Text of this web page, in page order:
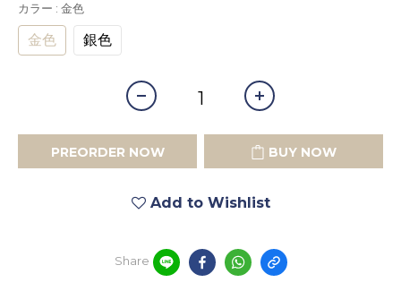
カラー : 金色
金色 銀色
PREORDER NOW BUY NOW
Add to Wishlist
Share